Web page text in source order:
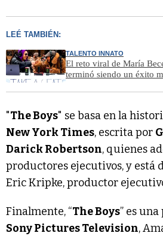
LEÉ TAMBIÉN:
TALENTO INNATO
El reto viral de María
terminó siendo un éxito
"The Boys" se basa en la
New York Times, escrita por
Darick Robertson, quienes
productores ejecutivos, y está
Eric Kripke, productor
Finalmente, “The Boys” es
Sony Pictures Television,